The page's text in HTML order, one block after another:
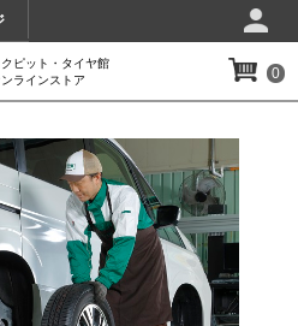
クピット・タイヤ館
ンラインストア
0